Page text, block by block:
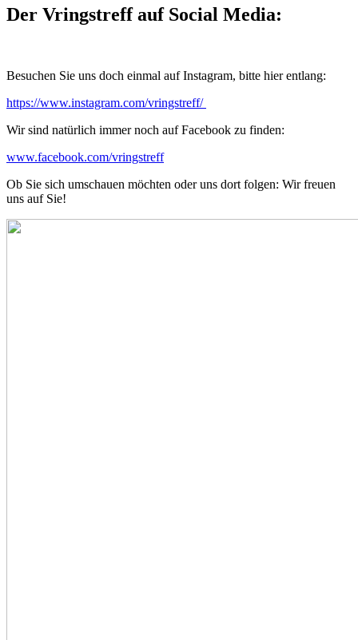
Der Vringstreff auf Social Media:
Besuchen Sie uns doch einmal auf Instagram, bitte hier entlang:
https://www.instagram.com/vringstreff/
Wir sind natürlich immer noch auf Facebook zu finden:
www.facebook.com/vringstreff
Ob Sie sich umschauen möchten oder uns dort folgen: Wir freuen
uns auf Sie!